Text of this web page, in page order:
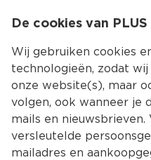
Terug
De cookies van PLUS
Wij gebruiken cookies
technologieën, zodat
onze website(s), maar
volgen, ook wanneer je
mails en nieuwsbrieven.
versleutelde
mailadres en